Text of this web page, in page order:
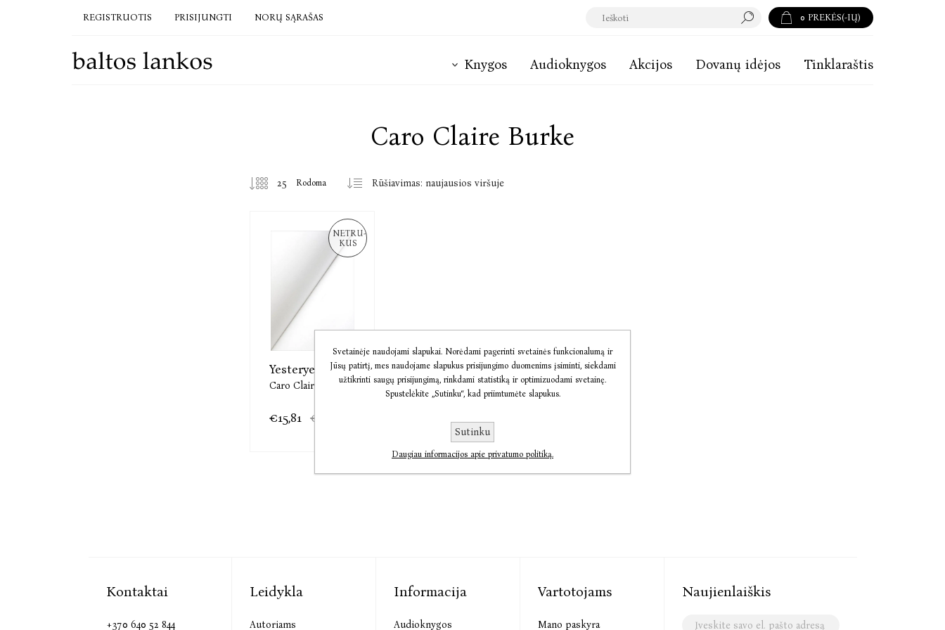
REGISTRUOTIS PRISIJUNGTI NORŲ SĄRAŠAS 0 PREKĖS(-IŲ)
Knygos Audioknygos Akcijos Dovanų idėjos Tinklaraštis
Caro Claire Burke
Rodoma
NETRU-
KUS
Yesteryear
Caro Claire Burke
€15,81 €19,28
Kontaktai
+370 640 52 844
Leidykla
Autoriams
Informacija
Audioknygos
Vartotojams
Mano paskyra
Naujienlaiškis
Svetainėje naudojami slapukai. Norėdami pagerinti svetainės funkcionalumą ir
Jūsų patirtį, mes naudojame slapukus prisijungimo duomenims įsiminti, siekdami
užtikrinti saugų prisijungimą, rinkdami statistiką ir optimizuodami svetainę.
Spustelėkite „Sutinku“, kad priimtumėte slapukus.
Sutinku
Daugiau informacijos apie privatumo politiką.